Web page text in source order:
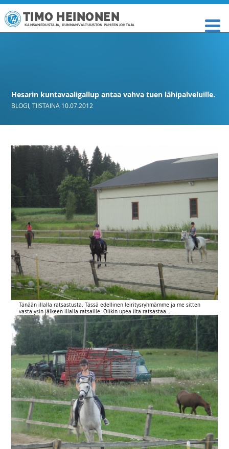
TIMO HEINONEN
KANSANEDUSTAJA, KUNNANVALTUUSTON PUHEENJOHTAJA
Hesarin kuntavaaligallup antaa vahva tuen lähipalveluille.
BLOGI ,TIISTAINA 10.07.2012
Tänään illalla ratsastusta. Tässä edellinen leiritysryhmämme ja me sitten
vasta ysin jälkeen illalla ratsaille. Olikin upea ilta ratsastaa…